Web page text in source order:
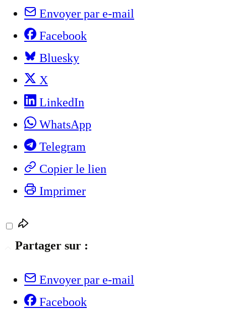
Envoyer par e-mail
Facebook
Bluesky
X
LinkedIn
WhatsApp
Telegram
Copier le lien
Imprimer
Partager sur :
Envoyer par e-mail
Facebook